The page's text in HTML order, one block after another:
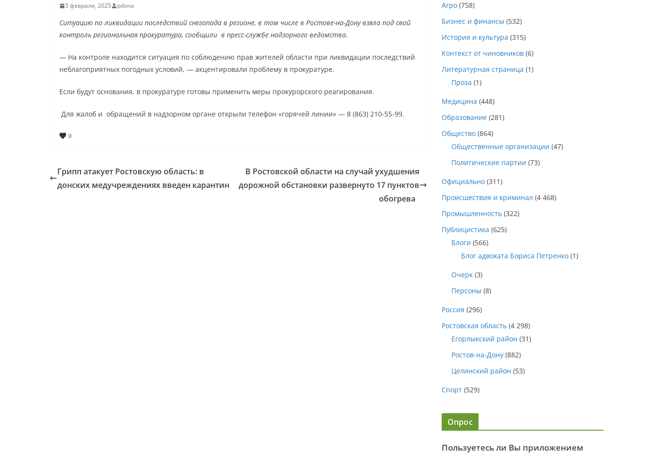
5 февраля, 2025 pdona
Ситуацию по ликвидации последствий снегопада в регионе, в том числе в Ростове-на-Дону взяла под свой
контроль региональная прокуратура, сообщили в пресс-службе надзорного ведомства.
— На контроле находится ситуация по соблюдению прав жителей области при ликвидации последствий
неблагоприятных погодных условий, — акцентировали проблему в прокуратуре.
Если будут основания, в прокуратуре готовы применить меры прокурорского реагирования.
Для жалоб и обращений в надзорном органе открыли телефон «горячей линии» — 8 (863) 210-55-99.
0
Грипп атакует Ростовскую область: в
донских медучреждениях введен карантин
В Ростовской области на случай ухудшения
дорожной обстановки развернуто 17 пунктов
обогрева
Агро (758)
Бизнес и финансы (532)
История и культура (315)
Контекст от чиновников (6)
Литературная страница (1)
Проза (1)
Медицина (448)
Образование (281)
Общество (864)
Общественные организации (47)
Политические партии (73)
Официально (311)
Происшествия и криминал (4 468)
Промышленность (322)
Публицистика (625)
Блоги (566)
Блог адвоката Бориса Петренко (1)
Очерк (3)
Персоны (8)
Россия (296)
Ростовская область (4 298)
Егорлыкский район (31)
Ростов-на-Дону (882)
Целинский район (53)
Спорт (529)
Опрос
Пользуетесь ли Вы приложением